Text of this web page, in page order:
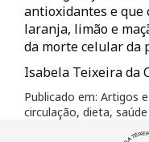
antioxidantes e que
laranja, limão e
da morte celular da
Isabela Teixeira da
Publicado em: Artigos
circulação, dieta, saúde